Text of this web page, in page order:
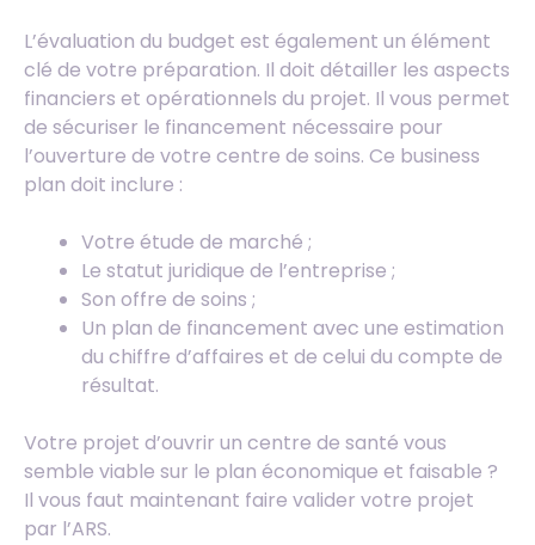
L’évaluation du budget est également un élément
clé de votre préparation. Il doit détailler les aspects
financiers et opérationnels du projet. Il vous permet
de sécuriser le financement nécessaire pour
l’ouverture de votre centre de soins. Ce business
plan doit inclure :
Votre étude de marché ;
Le statut juridique de l’entreprise ;
Son offre de soins ;
Un plan de financement avec une estimation
du chiffre d’affaires et de celui du compte de
résultat.
Votre projet d’ouvrir un centre de santé vous
semble viable sur le plan économique et faisable ?
Il vous faut maintenant faire valider votre projet
par l’ARS.